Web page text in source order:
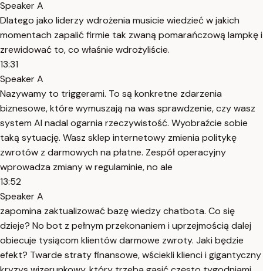
Speaker A
Dlatego jako liderzy wdrożenia musicie wiedzieć w jakich
momentach zapalić firmie tak zwaną pomarańczową lampkę i
zrewidować to, co właśnie wdrożyliście.
13:31
Speaker A
Nazywamy to triggerami. To są konkretne zdarzenia
biznesowe, które wymuszają na was sprawdzenie, czy wasz
system AI nadal ogarnia rzeczywistość. Wyobraźcie sobie
taką sytuację. Wasz sklep internetowy zmienia politykę
zwrotów z darmowych na płatne. Zespół operacyjny
wprowadza zmiany w regulaminie, no ale
13:52
Speaker A
zapomina zaktualizować bazę wiedzy chatbota. Co się
dzieje? No bot z pełnym przekonaniem i uprzejmością dalej
obiecuje tysiącom klientów darmowe zwroty. Jaki będzie
efekt? Twarde straty finansowe, wściekli klienci i gigantyczny